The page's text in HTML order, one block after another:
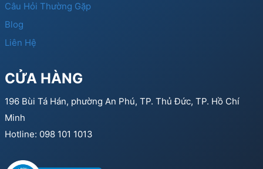
Câu Hỏi Thường Gặp
Blog
Liên Hệ
CỬA HÀNG
196 Bùi Tá Hán, phường An Phú, TP. Thủ Đức, TP. Hồ Chí
Minh
Hotline: 098 101 1013